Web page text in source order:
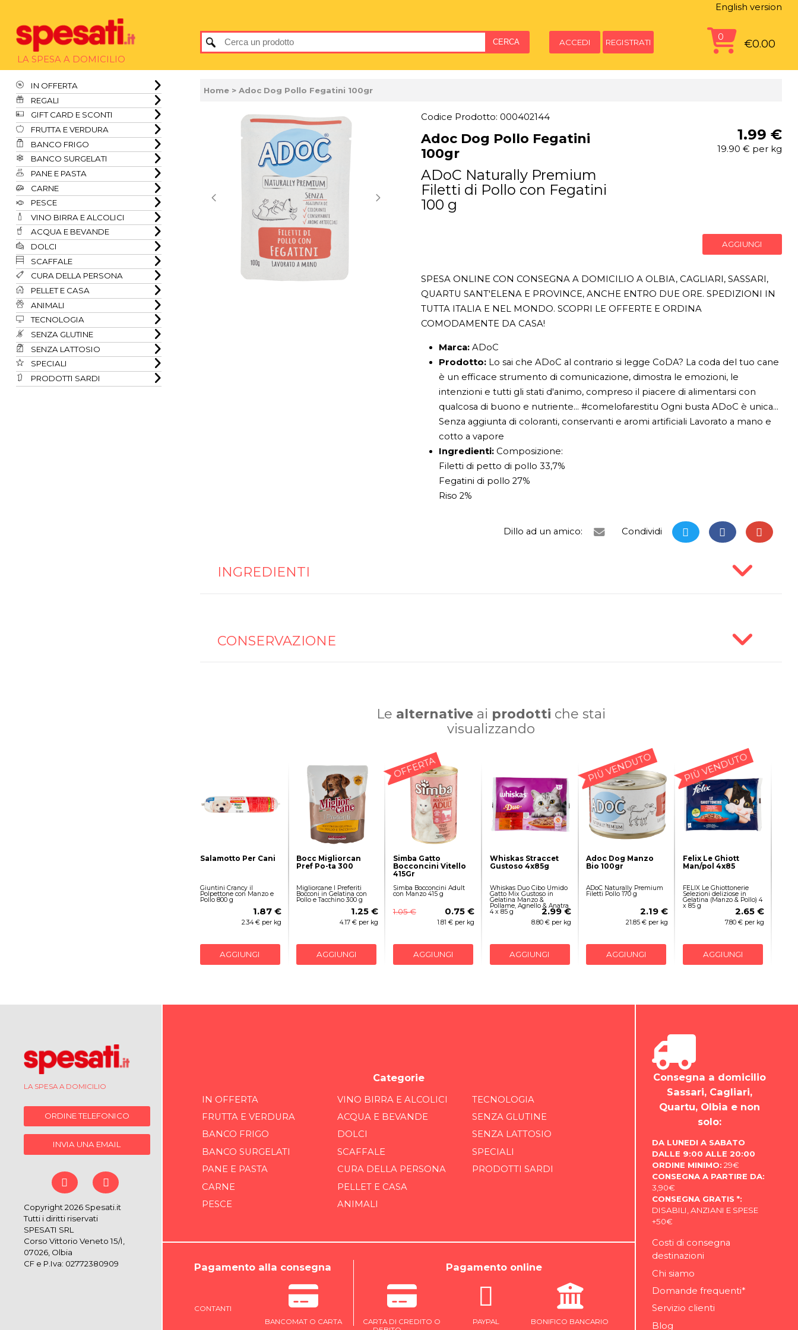
LA SPESA A DOMICILIO
English version
ACCEDI REGISTRATI
0
€0.00
IN OFFERTA
REGALI
GIFT CARD E SCONTI
FRUTTA E VERDURA
BANCO FRIGO
BANCO SURGELATI
PANE E PASTA
CARNE
PESCE
VINO BIRRA E ALCOLICI
ACQUA E BEVANDE
DOLCI
SCAFFALE
CURA DELLA PERSONA
PELLET E CASA
ANIMALI
TECNOLOGIA
SENZA GLUTINE
SENZA LATTOSIO
SPECIALI
PRODOTTI SARDI
Home > Adoc Dog Pollo Fegatini 100gr
Codice Prodotto: 000402144
Adoc Dog Pollo Fegatini
100gr
ADoC Naturally Premium
Filetti di Pollo con Fegatini
100 g
1.99 €
19.90 € per kg
AGGIUNGI
SPESA ONLINE CON CONSEGNA A DOMICILIO A OLBIA, CAGLIARI, SASSARI,
QUARTU SANT'ELENA E PROVINCE, ANCHE ENTRO DUE ORE. SPEDIZIONI IN
TUTTA ITALIA E NEL MONDO. SCOPRI LE OFFERTE E ORDINA
COMODAMENTE DA CASA!
Marca:ADoC
Prodotto:Lo sai che ADoC al contrario si legge CoDA? La coda del tuo cane
è un efficace strumento di comunicazione, dimostra le emozioni, le
intenzioni e tutti gli stati d'animo, compreso il piacere di alimentarsi con
qualcosa di buono e nutriente... #comelofarestitu Ogni busta ADoC è unica...
Senza aggiunta di coloranti, conservanti e aromi artificiali Lavorato a mano e
cotto a vapore
Ingredienti: Composizione:
Filetti di petto di pollo 33,7%
Fegatini di pollo 27%
Riso 2%
Dillo ad un amico: Condividi
INGREDIENTI
CONSERVAZIONE
Le alternativeai prodotti che stai
visualizzando
Salamotto Per Cani
Giuntini Crancy il
Polpettone con Manzo e
Pollo 800 g
1.87 €
2.34 € per kg
AGGIUNGI
Bocc Migliorcan
Pref Po-ta 300
Migliorcane I Preferiti
Bocconi in Gelatina con
Pollo e Tacchino 300 g
1.25 €
4.17 € per kg
AGGIUNGI
OFFERTA
Simba Gatto
Bocconcini Vitello
415Gr
Simba Bocconcini Adult
con Manzo 415 g
1.05 € 0.75 €
1.81 € per kg
AGGIUNGI
Whiskas Straccet
Gustoso 4x85g
Whiskas Duo Cibo Umido
Gatto Mix Gustoso in
Gelatina Manzo &
Pollame, Agnello & Anatra
4 x 85 g 2.99 €
8.80 € per kg
AGGIUNGI
PIÙ VENDUTO
Adoc Dog Manzo
Bio 100gr
ADoC Naturally Premium
Filetti Pollo 170 g
2.19 €
21.85 € per kg
AGGIUNGI
PIÙ VENDUTO
Felix Le Ghiott
Man/pol 4x85
FELIX Le Ghiottonerie
Selezioni deliziose in
Gelatina (Manzo & Pollo) 4
x 85 g
2.65 €
7.80 € per kg
AGGIUNGI
LA SPESA A DOMICILIO
ORDINE TELEFONICO
INVIA UNA EMAIL
Copyright 2026 Spesati.it
Tutti i diritti riservati
SPESATI SRL
Corso Vittorio Veneto 15/I,
07026, Olbia
CF e P.Iva: 02772380909
Categorie
IN OFFERTA
FRUTTA E VERDURA
BANCO FRIGO
BANCO SURGELATI
PANE E PASTA
CARNE
PESCE
VINO BIRRA E ALCOLICI
ACQUA E BEVANDE
DOLCI
SCAFFALE
CURA DELLA PERSONA
PELLET E CASA
ANIMALI
TECNOLOGIA
SENZA GLUTINE
SENZA LATTOSIO
SPECIALI
PRODOTTI SARDI
Pagamento alla consegna
CONTANTI
BANCOMAT O CARTA
Pagamento online
CARTA DI CREDITO O
PAYPAL BONIFICO BANCARIO
Consegna a domicilio
Sassari, Cagliari,
Quartu, Olbia e non
solo:
DA LUNEDI A SABATO
DALLE 9:00 ALLE 20:00
ORDINE MINIMO: 29€
CONSEGNA A PARTIRE DA:
3,90€
CONSEGNA GRATIS *:
DISABILI, ANZIANI E SPESE
+50€
Costi di consegna
destinazioni
Chi siamo
Domande frequenti*
Servizio clienti
Blog